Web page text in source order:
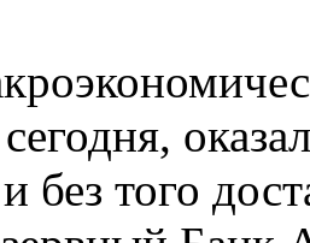
без того